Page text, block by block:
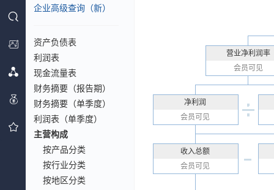
企业高级查询（新）
资产负债表
利润表
现金流量表
财务摘要（报告期）
财务摘要（单季度）
利润表（单季度）
主营构成
按产品分类
按行业分类
按地区分类
营业净利润率
会员可见
净利润
会员可见
收入总额
会员可见